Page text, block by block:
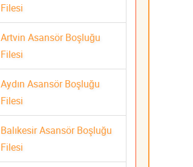
Filesi
Artvin Asansör Boşluğu
Filesi
Aydın Asansör Boşluğu
Filesi
Balıkesir Asansör Boşluğu
Filesi